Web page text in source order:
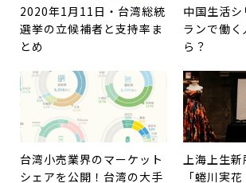
2020年1月11日・台湾総統
選挙の立候補者と支持率ま
とめ
中国生活
ランで働く
ら？
台湾小売業界のマーケット
シェアを公開！台湾の大手
上海上生新
「蜷川実